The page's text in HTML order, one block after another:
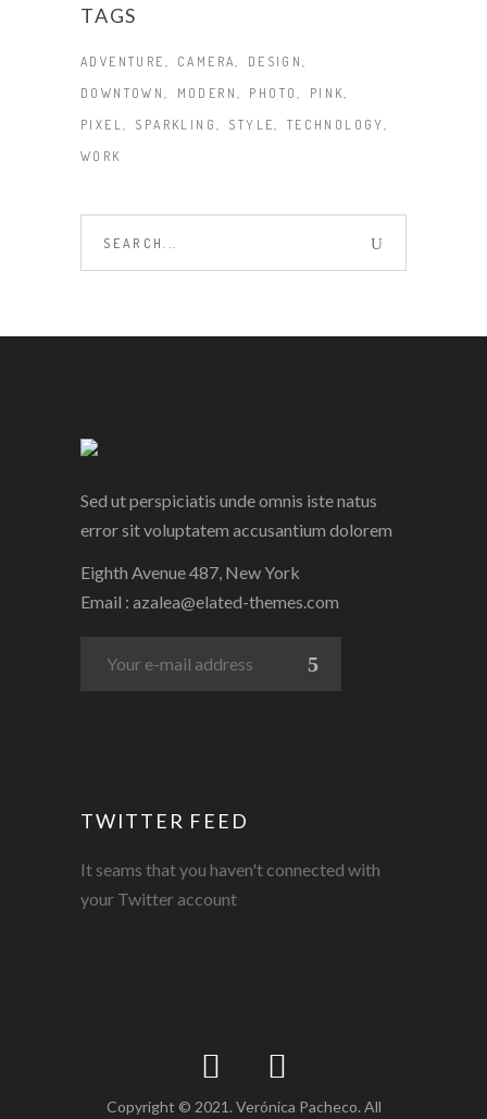
TAGS
ADVENTURE CAMERA
DESIGN
DOWNTOWN
MODERN PHOTO
PINK
PIXEL
SPARKLING STYLE
TECHNOLOGY
WORK
Sed ut perspiciatis unde omnis iste natus
error sit voluptatem accusantium dolorem
Eighth Avenue 487, New York
Email : azalea@elated-themes.com
TWITTER FEED
It seams that you haven't connected with
your Twitter account
Copyright © 2021. Verónica Pacheco. All